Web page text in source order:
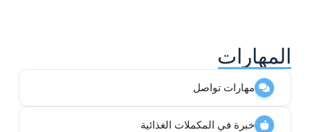
المهارات
مهارات تواصل
خبرة في المكملات الغذائية